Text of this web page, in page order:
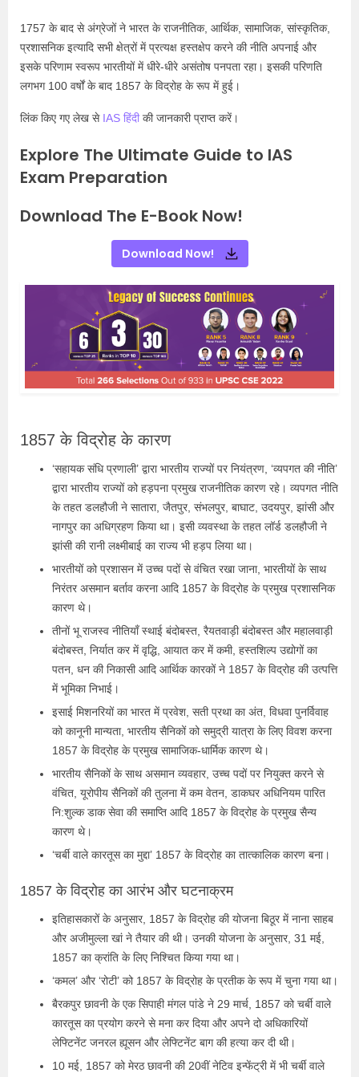
1757 के बाद से अंग्रेजों ने भारत के राजनीतिक, आर्थिक, सामाजिक, सांस्कृतिक,
प्रशासनिक इत्यादि सभी क्षेत्रों में प्रत्यक्ष हस्तक्षेप करने की नीति अपनाई और
इसके परिणाम स्वरूप भारतीयों में धीरे-धीरे असंतोष पनपता रहा। इसकी परिणति
लगभग 100 वर्षों के बाद 1857 के विद्रोह के रूप में हुई।
लिंक किए गए लेख से IAS हिंदीकी जानकारी प्राप्त करें।
Explore The Ultimate Guide to IAS
Exam Preparation
Download The E-Book Now!
Download Now!
1857 के विद्रोह के कारण
‘सहायक संधि प्रणाली’ द्वारा भारतीय राज्यों पर नियंत्रण, ‘व्यपगत की नीति’
द्वारा भारतीय राज्यों को हड़पना प्रमुख राजनीतिक कारण रहे। व्यपगत नीति
के तहत डलहौजी ने सातारा, जैतपुर, संभलपुर, बाघाट, उदयपुर, झांसी और
नागपुर का अधिग्रहण किया था। इसी व्यवस्था के तहत लॉर्ड डलहौजी ने
झांसी की रानी लक्ष्मीबाई का राज्य भी हड़प लिया था।
भारतीयों को प्रशासन में उच्च पदों से वंचित रखा जाना, भारतीयों के साथ
निरंतर असमान बर्ताव करना आदि 1857 के विद्रोह के प्रमुख प्रशासनिक
कारण थे।
तीनों भू राजस्व नीतियाँ स्थाई बंदोबस्त, रैयतवाड़ी बंदोबस्त और महालवाड़ी
बंदोबस्त, निर्यात कर में वृद्धि, आयात कर में कमी, हस्तशिल्प उद्योगों का
पतन, धन की निकासी आदि आर्थिक कारकों ने 1857 के विद्रोह की उत्पत्ति
में भूमिका निभाई।
इसाई मिशनरियों का भारत में प्रवेश, सती प्रथा का अंत, विधवा पुनर्विवाह
को कानूनी मान्यता, भारतीय सैनिकों को समुद्री यात्रा के लिए विवश करना
1857 के विद्रोह के प्रमुख सामाजिक-धार्मिक कारण थे।
भारतीय सैनिकों के साथ असमान व्यवहार, उच्च पदों पर नियुक्त करने से
वंचित, यूरोपीय सैनिकों की तुलना में कम वेतन, डाकघर अधिनियम पारित
नि:शुल्क डाक सेवा की समाप्ति आदि 1857 के विद्रोह के प्रमुख सैन्य
कारण थे।
‘चर्बी वाले कारतूस का मुद्दा’ 1857 के विद्रोह का तात्कालिक कारण बना।
1857 के विद्रोह का आरंभ और घटनाक्रम
इतिहासकारों के अनुसार, 1857 के विद्रोह की योजना बिठूर में नाना साहब
और अजीमुल्ला खां ने तैयार की थी। उनकी योजना के अनुसार, 31 मई,
1857 का क्रांति के लिए निश्चित किया गया था।
‘कमल’ और ‘रोटी’ को 1857 के विद्रोह के प्रतीक के रूप में चुना गया था।
बैरकपुर छावनी के एक सिपाही मंगल पांडे ने 29 मार्च, 1857 को चर्बी वाले
कारतूस का प्रयोग करने से मना कर दिया और अपने दो अधिकारियों
लेफ्टिनेंट जनरल ह्यूसन और लेफ्टिनेंट बाग की हत्या कर दी थी।
10 मई, 1857 को मेरठ छावनी की 20वीं नेटिव इन्फेंट्री में भी चर्बी वाले